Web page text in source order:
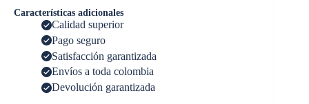
Características adicionales
Calidad superior
Pago seguro
Satisfacción garantizada
Envíos a toda colombia
Devolución garantizada